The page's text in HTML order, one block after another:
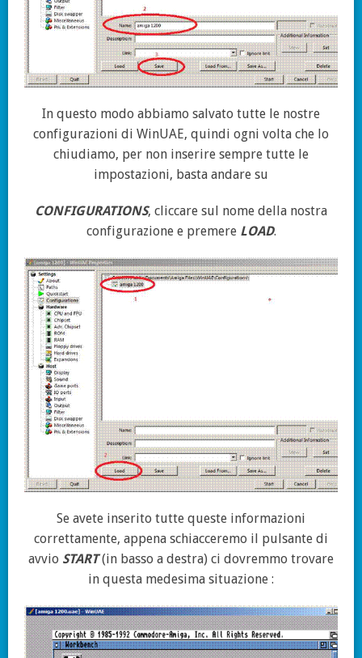
In questo modo abbiamo salvato tutte le nostre
configurazioni di WinUAE, quindi ogni volta che lo
chiudiamo, per non inserire sempre tutte le
impostazioni, basta andare su
CONFIGURATIONS, cliccare sul nome della nostra
configurazione e premere LOAD.
Se avete inserito tutte queste informazioni
correttamente, appena schiacceremo il pulsante di
avvio START(in basso a destra) ci dovremmo trovare
in questa medesima situazione :